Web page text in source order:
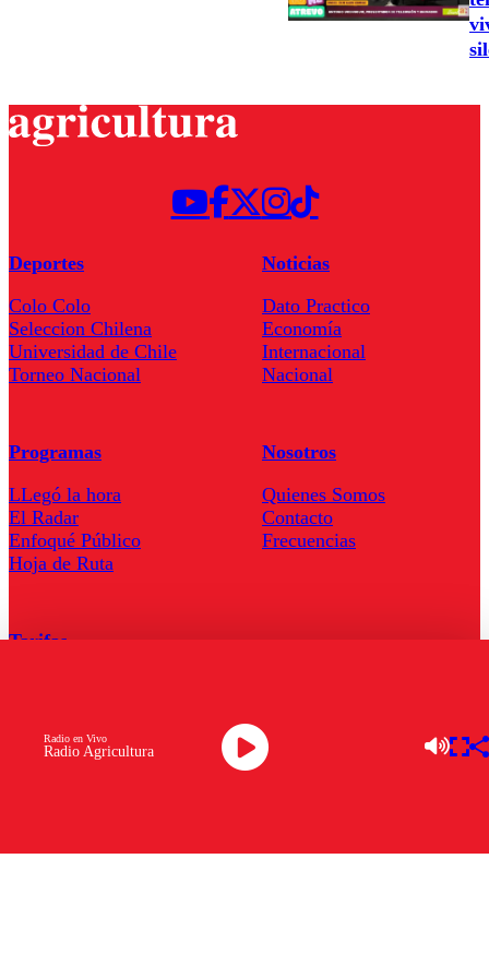
Radio Agricultura
Radio en Vivo
Deportes
Colo Colo
Seleccion Chilena
Universidad de Chile
Torneo Nacional
Noticias
Dato Practico
Economía
Internacional
Nacional
Programas
LLegó la hora
El Radar
Enfoqué Público
Hoja de Ruta
Nosotros
Quienes Somos
Contacto
Frecuencias
Tarifas
Descarga la APP